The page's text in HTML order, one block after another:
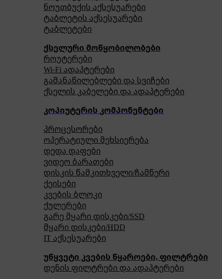
ნოუთბუქის აქსესუარები
ტაბლეტის აქსესუარები
ტაბლეტები
ქსელური მოწყობილობები
როუტერები
Wi-Fi ადაპტერები
გამანაწილებლები და სვიჩები
ქსელის კაბელები და ადაპტერები
კოპიუტერის კომპონენტები
პროცესორები
ოპერატიული მეხსიერება
დედა დაფები
ვიდეო ბარათები
დისკის წამკითხველი/ჩამწერი
ქეისები
კვების ბლოკი
ქულერები
გარე მყარი დისკები/SSD
მყარი დისკები/HDD
IT აქსესუარები
უწყვეტი კვების წყაროები, ფილტრები
დენის ფილტრები და ადაპტერები